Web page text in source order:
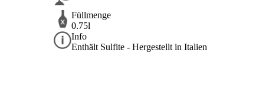
Füllmenge
0.75l
Info
Enthält Sulfite - Hergestellt in Italien